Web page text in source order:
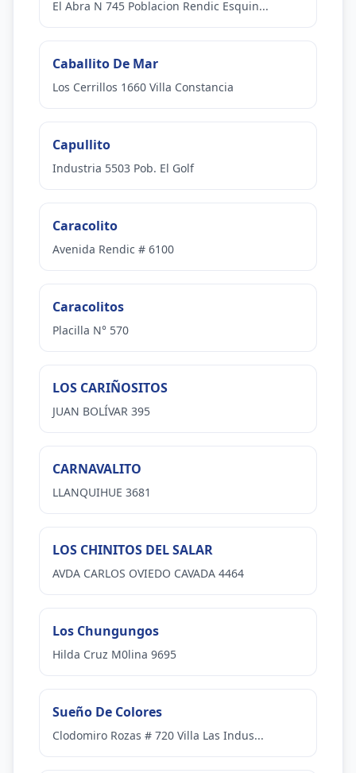
El Abra N 745 Poblacion Rendic Esquin...
Caballito De Mar
Los Cerrillos 1660 Villa Constancia
Capullito
Industria 5503 Pob. El Golf
Caracolito
Avenida Rendic # 6100
Caracolitos
Placilla N° 570
LOS CARIÑOSITOS
JUAN BOLÍVAR 395
CARNAVALITO
LLANQUIHUE 3681
LOS CHINITOS DEL SALAR
AVDA CARLOS OVIEDO CAVADA 4464
Los Chungungos
Hilda Cruz M0lina 9695
Sueño De Colores
Clodomiro Rozas # 720 Villa Las Indus...